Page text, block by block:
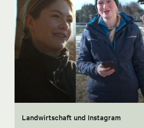
Landwirtschaft und Instagram